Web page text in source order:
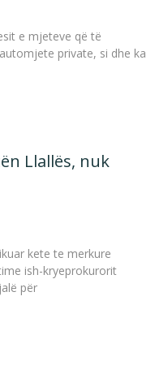
e mjeteve që të
private, si dhe ka
Llallës, nuk
kete te merkure
ish-kryeprokurorit
për